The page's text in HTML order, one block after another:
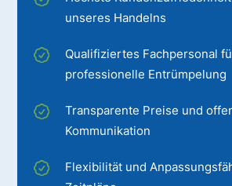
unseres Handelns
Qualifiziertes Fachpersonal
professionelle Entrümpelung
Transparente Preise und
Kommunikation
Flexibilität und